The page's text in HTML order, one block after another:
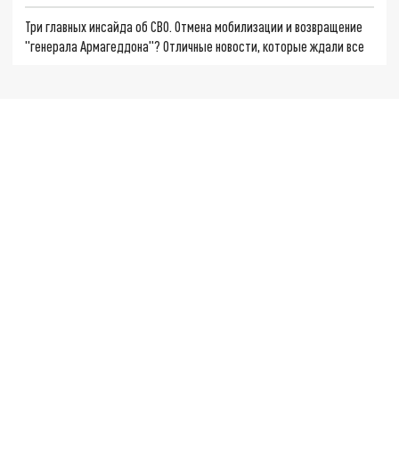
Три главных инсайда об СВО. Отмена мобилизации и возвращение
"генерала Армагеддона"? Отличные новости, которые ждали все